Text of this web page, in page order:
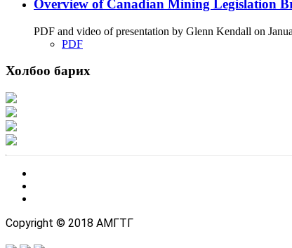
Overview of Canadian Mining Legislation
PDF and video of presentation by Glenn Kendall on
PDF
Холбоо барих
Copyright © 2018 АМГТГ